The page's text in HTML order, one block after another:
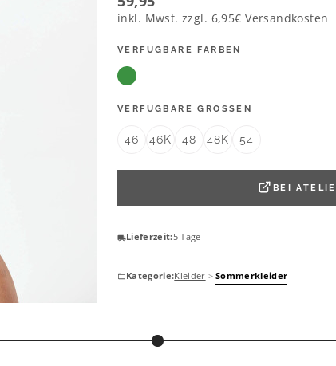
inkl. Mwst. zzgl. 6,95€ Versandkosten
VERFÜGBARE FARBEN
VERFÜGBARE GRÖSSEN
46 46K 48 48K 54
BEI
Lieferzeit:5 Tage
Kategorie:Kleider > Sommerkleider